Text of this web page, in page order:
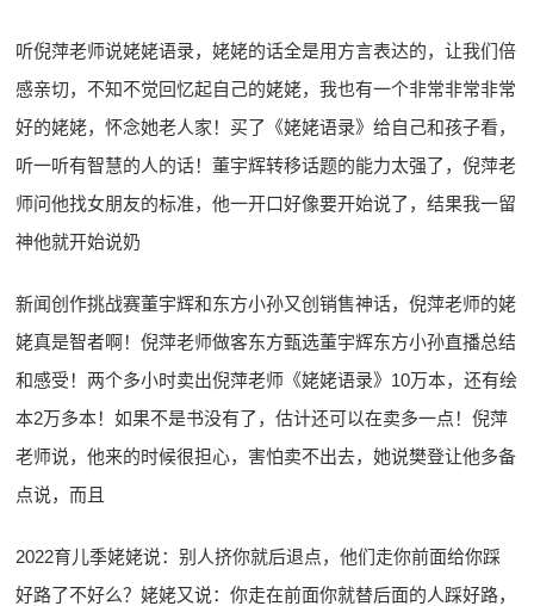
听倪萍老师说姥姥语录，姥姥的话全是用方言表达的，让我们倍
感亲切，不知不觉回忆起自己的姥姥，我也有一个非常非常非常
好的姥姥，怀念她老人家！买了《姥姥语录》给自己和孩子看，
听一听有智慧的人的话！董宇辉转移话题的能力太强了，倪萍老
师问他找女朋友的标准，他一开口好像要开始说了，结果我一留
神他就开始说奶
新闻创作挑战赛董宇辉和东方小孙又创销售神话，倪萍老师的姥
姥真是智者啊！倪萍老师做客东方甄选董宇辉东方小孙直播总结
和感受！两个多小时卖出倪萍老师《姥姥语录》10万本，还有绘
本2万多本！如果不是书没有了，估计还可以在卖多一点！倪萍
老师说，他来的时候很担心，害怕卖不出去，她说樊登让他多备
点说，而且
2022育儿季姥姥说：别人挤你就后退点，他们走你前面给你踩
好路了不好么？姥姥又说：你走在前面你就替后面的人踩好路，